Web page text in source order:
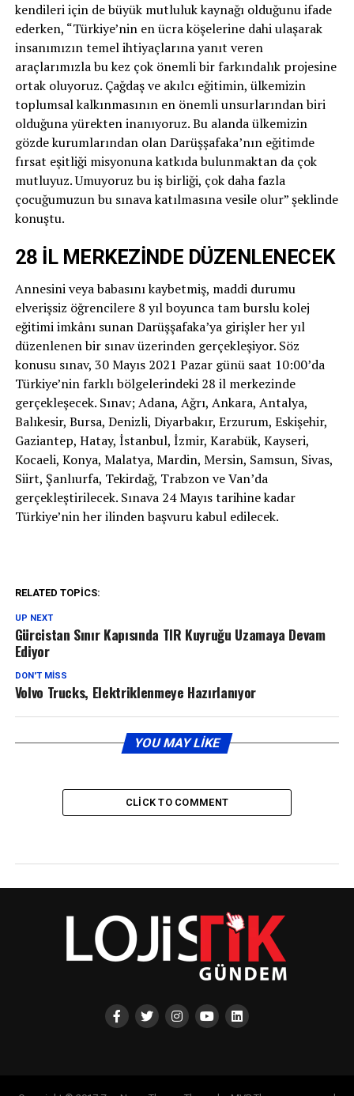
kendileri için de büyük mutluluk kaynağı olduğunu ifade
ederken, “Türkiye’nin en ücra köşelerine dahi ulaşarak
insanımızın temel ihtiyaçlarına yanıt veren
araçlarımızla bu kez çok önemli bir farkındalık projesine
ortak oluyoruz. Çağdaş ve akılcı eğitimin, ülkemizin
toplumsal kalkınmasının en önemli unsurlarından biri
olduğuna yürekten inanıyoruz. Bu alanda ülkemizin
gözde kurumlarından olan Darüşşafaka’nın eğitimde
fırsat eşitliği misyonuna katkıda bulunmaktan da çok
mutluyuz. Umuyoruz bu iş birliği, çok daha fazla
çocuğumuzun bu sınava katılmasına vesile olur” şeklinde
konuştu.
28 İL MERKEZİNDE DÜZENLENECEK
Annesini veya babasını kaybetmiş, maddi durumu
elverişsiz öğrencilere 8 yıl boyunca tam burslu kolej
eğitimi imkânı sunan Darüşşafaka’ya girişler her yıl
düzenlenen bir sınav üzerinden gerçekleşiyor. Söz
konusu sınav, 30 Mayıs 2021 Pazar günü saat 10:00’da
Türkiye’nin farklı bölgelerindeki 28 il merkezinde
gerçekleşecek. Sınav; Adana, Ağrı, Ankara, Antalya,
Balıkesir, Bursa, Denizli, Diyarbakır, Erzurum, Eskişehir,
Gaziantep, Hatay, İstanbul, İzmir, Karabük, Kayseri,
Kocaeli, Konya, Malatya, Mardin, Mersin, Samsun, Sivas,
Siirt, Şanlıurfa, Tekirdağ, Trabzon ve Van’da
gerçekleştirilecek. Sınava 24 Mayıs tarihine kadar
Türkiye’nin her ilinden başvuru kabul edilecek.
RELATED TOPICS:
UP NEXT
Gürcistan Sınır Kapısında TIR Kuyruğu Uzamaya Devam
Ediyor
DON'T MISS
Volvo Trucks, Elektriklenmeye Hazırlanıyor
YOU MAY LIKE
CLICK TO COMMENT